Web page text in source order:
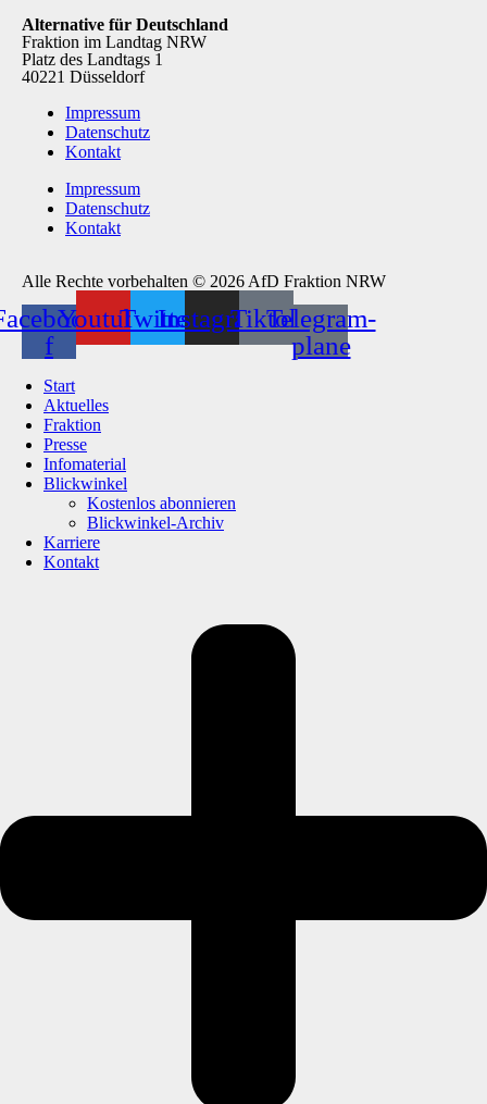
Alternative für Deutschland
Fraktion im Landtag NRW
Platz des Landtags 1
40221 Düsseldorf
Impressum
Datenschutz
Kontakt
Impressum
Datenschutz
Kontakt
Alle Rechte vorbehalten © 2026 AfD Fraktion NRW
f
YoutubeTwitterInstagramTiktokTelegram-
plane
Start
Aktuelles
Fraktion
Presse
Infomaterial
Blickwinkel
Kostenlos abonnieren
Blickwinkel-Archiv
Karriere
Kontakt